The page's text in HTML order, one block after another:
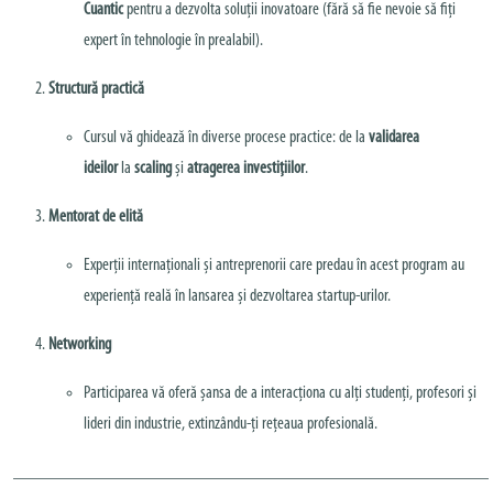
Cuanticpentru a dezvolta soluții inovatoare (fără să fie nevoie să fiți
expert în tehnologie în prealabil).
Structură practică
Cursul vă ghidează în diverse procese practice: de la validarea
ideilorla scalingși atragerea investițiilor.
Mentorat de elită
Experții internaționali și antreprenorii care predau în acest program au
experiență reală în lansarea și dezvoltarea startup-urilor.
Networking
Participarea vă oferă șansa de a interacționa cu alți studenți, profesori și
lideri din industrie, extinzându-ți rețeaua profesională.